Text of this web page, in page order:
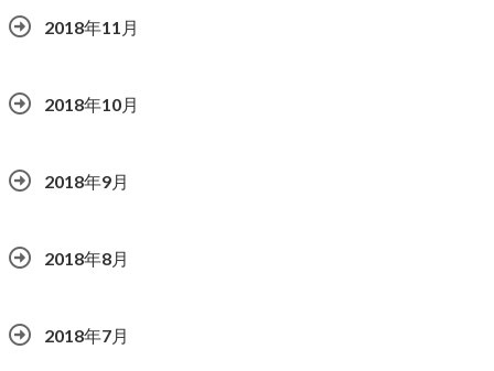
2018年11月
2018年10月
2018年9月
2018年8月
2018年7月